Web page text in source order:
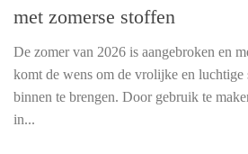
met zomerse stoffen
De zomer van 2026 is aangebroken en
komt de wens om de vrolijke en luchtige
binnen te brengen. Door gebruik te
in...